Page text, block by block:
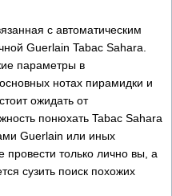
с автоматическим
Guerlain Tabac Sahara.
параметры в
нотах пирамидки и
ожидать от
понюхать Tabac Sahara
Guerlain или иных
только лично вы, а
сузить поиск похожих